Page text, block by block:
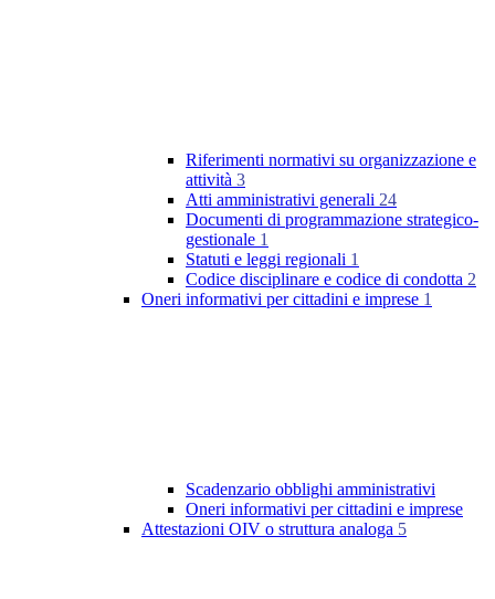
Riferimenti normativi su organizzazione e
attività 3
Atti amministrativi generali 24
Documenti di programmazione strategico-
gestionale 1
Statuti e leggi regionali 1
Codice disciplinare e codice di condotta 2
Oneri informativi per cittadini e imprese 1
Scadenzario obblighi amministrativi
Oneri informativi per cittadini e imprese
Attestazioni OIV o struttura analoga 5